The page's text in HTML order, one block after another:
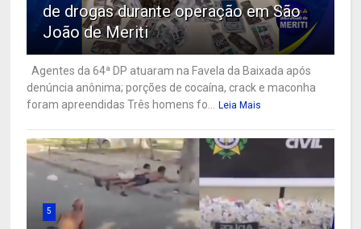
de drogas durante operação em São
João de Meriti
Agentes da 64ª DP atuaram na Favela da Baixada após
denúncia anônima; porções de cocaína, crack e maconha
foram apreendidas Três homens fo... Leia Mais
5